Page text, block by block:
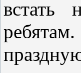
встать